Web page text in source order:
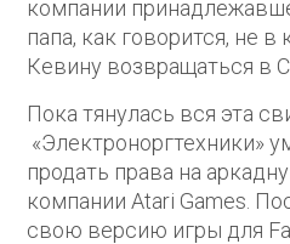
компании
папа, как говорится, не
Кевину возвращаться в
Пока тянулась вся эта
«Электроноргтехники»
продать права на
компании Atari Games.
свою версию игры для